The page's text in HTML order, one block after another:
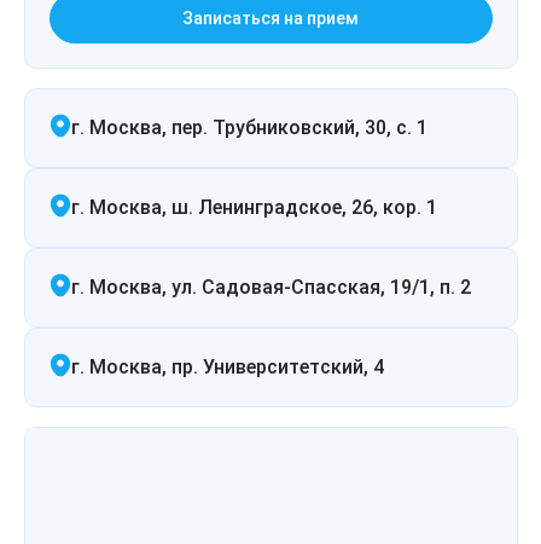
Записаться на прием
г. Москва, пер. Трубниковский, 30, с. 1
г. Москва, ш. Ленинградское, 26, кор. 1
г. Москва, ул. Садовая-Спасская, 19/1, п. 2
г. Москва, пр. Университетский, 4